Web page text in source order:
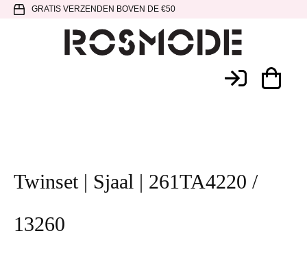
Spring
hoofdnavigatie
Door
SpringGRATIS VERZENDEN BOVEN DE €50
Twinset | Sjaal | 261TA4220 /
13260